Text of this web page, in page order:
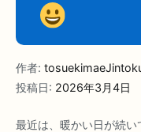
作者:
投稿日: 2026年3月4日
最近は、暖かい日が続い